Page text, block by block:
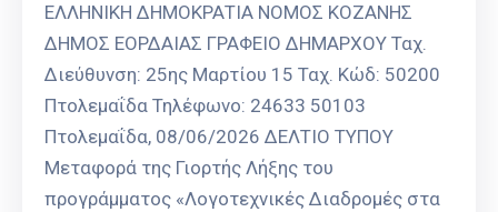
ΕΛΛΗΝΙΚΗ ΔΗΜΟΚΡΑΤΙΑ ΝΟΜΟΣ ΚΟΖΑΝΗΣ
ΔΗΜΟΣ ΕΟΡΔΑΙΑΣ ΓΡΑΦΕΙΟ ΔΗΜΑΡΧΟΥ Ταχ.
Διεύθυνση: 25ης Μαρτίου 15 Ταχ. Κώδ: 50200
Πτολεμαΐδα Τηλέφωνο: 24633 50103
Πτολεμαΐδα, 08/06/2026 ΔΕΛΤΙΟ ΤΥΠΟΥ
Μεταφορά της Γιορτής Λήξης του
προγράμματος «Λογοτεχνικές Διαδρομές στα